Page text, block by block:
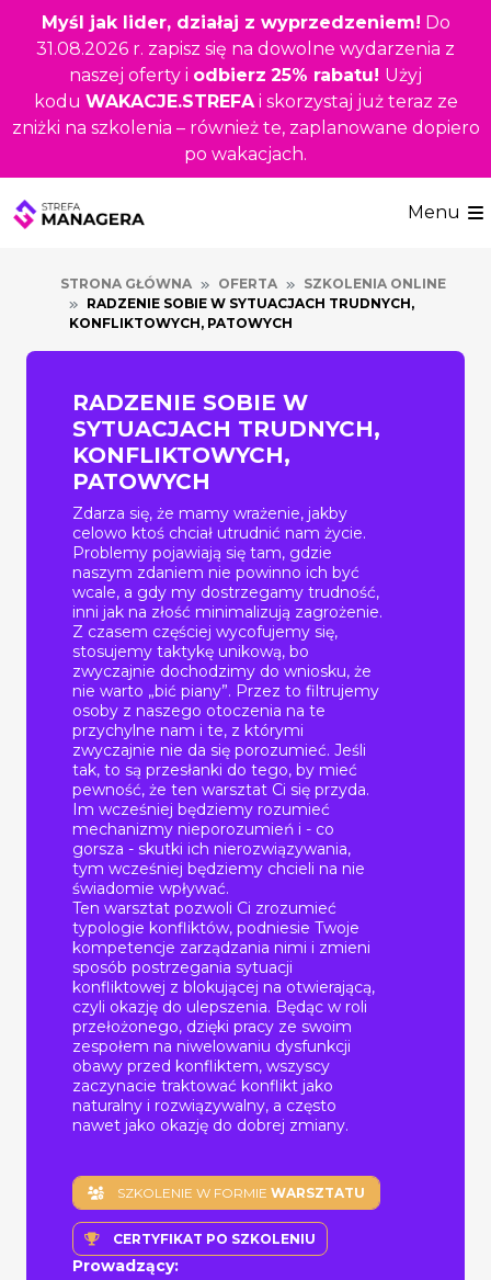
Przejdź
treści
Myśl jak lider, działaj z wyprzedzeniem! Do
31.08.2026 r. zapisz się na dowolne wydarzenia z
naszej oferty i odbierz 25% rabatu! Użyj
kodu WAKACJE.STREFAi skorzystaj już teraz ze
zniżki na szkolenia – również te, zaplanowane dopiero
po wakacjach.
Menu
STRONA GŁÓWNA OFERTA
SZKOLENIA ONLINE
RADZENIE SOBIE W SYTUACJACH TRUDNYCH,
KONFLIKTOWYCH, PATOWYCH
RADZENIE SOBIE W
SYTUACJACH TRUDNYCH,
KONFLIKTOWYCH,
PATOWYCH
Zdarza się, że mamy wrażenie, jakby
celowo ktoś chciał utrudnić nam życie.
Problemy pojawiają się tam, gdzie
naszym zdaniem nie powinno ich być
wcale, a gdy my dostrzegamy trudność,
inni jak na złość minimalizują zagrożenie.
Z czasem częściej wycofujemy się,
stosujemy taktykę unikową, bo
zwyczajnie dochodzimy do wniosku, że
nie warto „bić piany”. Przez to filtrujemy
osoby z naszego otoczenia na te
przychylne nam i te, z którymi
zwyczajnie nie da się porozumieć. Jeśli
tak, to są przesłanki do tego, by mieć
pewność, że ten warsztat Ci się przyda.
Im wcześniej będziemy rozumieć
mechanizmy nieporozumień i - co
gorsza - skutki ich nierozwiązywania,
tym wcześniej będziemy chcieli na nie
świadomie wpływać.
Ten warsztat pozwoli Ci zrozumieć
typologie konfliktów, podniesie Twoje
kompetencje zarządzania nimi i zmieni
sposób postrzegania sytuacji
konfliktowej z blokującej na otwierającą,
czyli okazję do ulepszenia. Będąc w roli
przełożonego, dzięki pracy ze swoim
zespołem na niwelowaniu dysfunkcji
obawy przed konfliktem, wszyscy
zaczynacie traktować konflikt jako
naturalny i rozwiązywalny, a często
nawet jako okazję do dobrej zmiany.
SZKOLENIE W FORMIE WARSZTATU
CERTYFIKAT PO SZKOLENIU
Prowadzący: